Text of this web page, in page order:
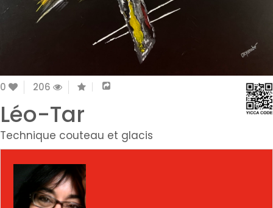
0 206
Léo-Tar
Technique couteau et glacis